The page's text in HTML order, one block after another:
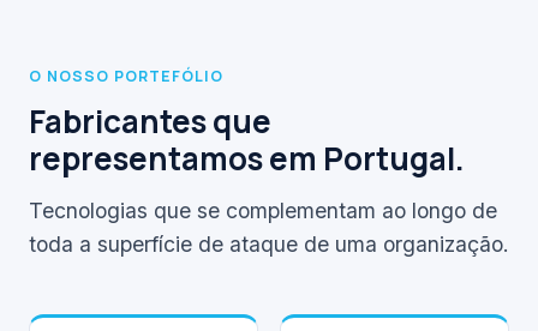
O NOSSO PORTEFÓLIO
Fabricantes que
representamos em Portugal.
Tecnologias que se complementam ao longo de
toda a superfície de ataque de uma organização.